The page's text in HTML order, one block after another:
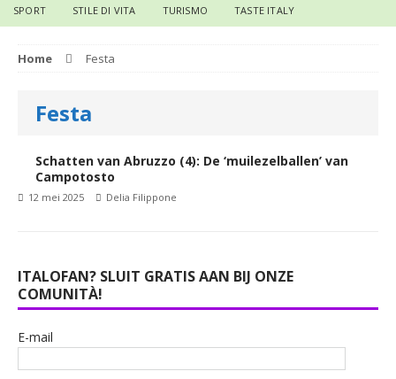
SPORT STILE DI VITA TURISMO TASTE ITALY
Home Festa
Festa
Schatten van Abruzzo (4): De ‘muilezelballen’ van
Campotosto
12 mei 2025 Delia Filippone
ITALOFAN? SLUIT GRATIS AAN BIJ ONZE
COMUNITÀ!
E-mail